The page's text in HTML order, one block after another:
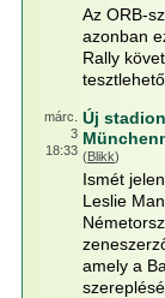
Az ORB-
azonban
Rally
márc.
3
18:33
Új
(Blikk)
Ismét
Leslie
amely a